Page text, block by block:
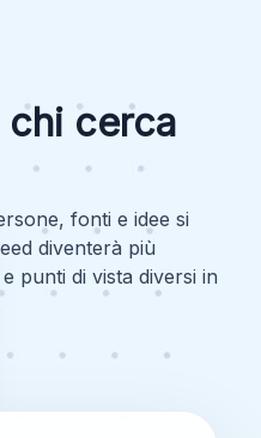
cerca
fonti e idee si
diventerà più
punti di vista diversi in